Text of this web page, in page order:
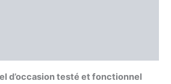
d’occasion testé et fonctionnel